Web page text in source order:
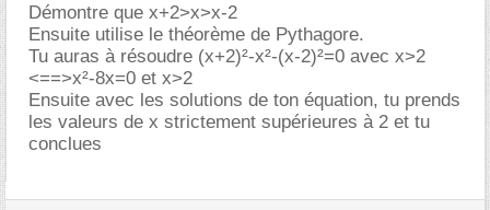
Démontre que x+2>x>x-2
Ensuite utilise le théorème de Pythagore.
Tu auras à résoudre (x+2)²-x²-(x-2)²=0 avec x>2
<==>x²-8x=0 et x>2
Ensuite avec les solutions de ton équation, tu prends
les valeurs de x strictement supérieures à 2 et tu
conclues